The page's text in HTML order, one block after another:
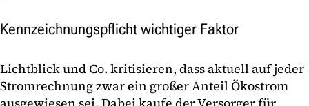
Kennzeichnungspflicht wichtiger Faktor
Lichtblick und Co. kritisieren, dass aktuell auf jeder
Stromrechnung zwar ein großer Anteil Ökostrom